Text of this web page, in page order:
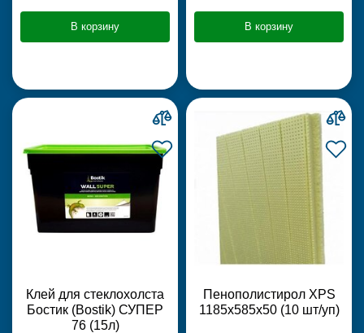
В корзину В корзину
Клей для стеклохолста
Бостик (Bostik) СУПЕР
76 (15л)
Пенополистирол XPS
1185х585х50 (10 шт/уп)